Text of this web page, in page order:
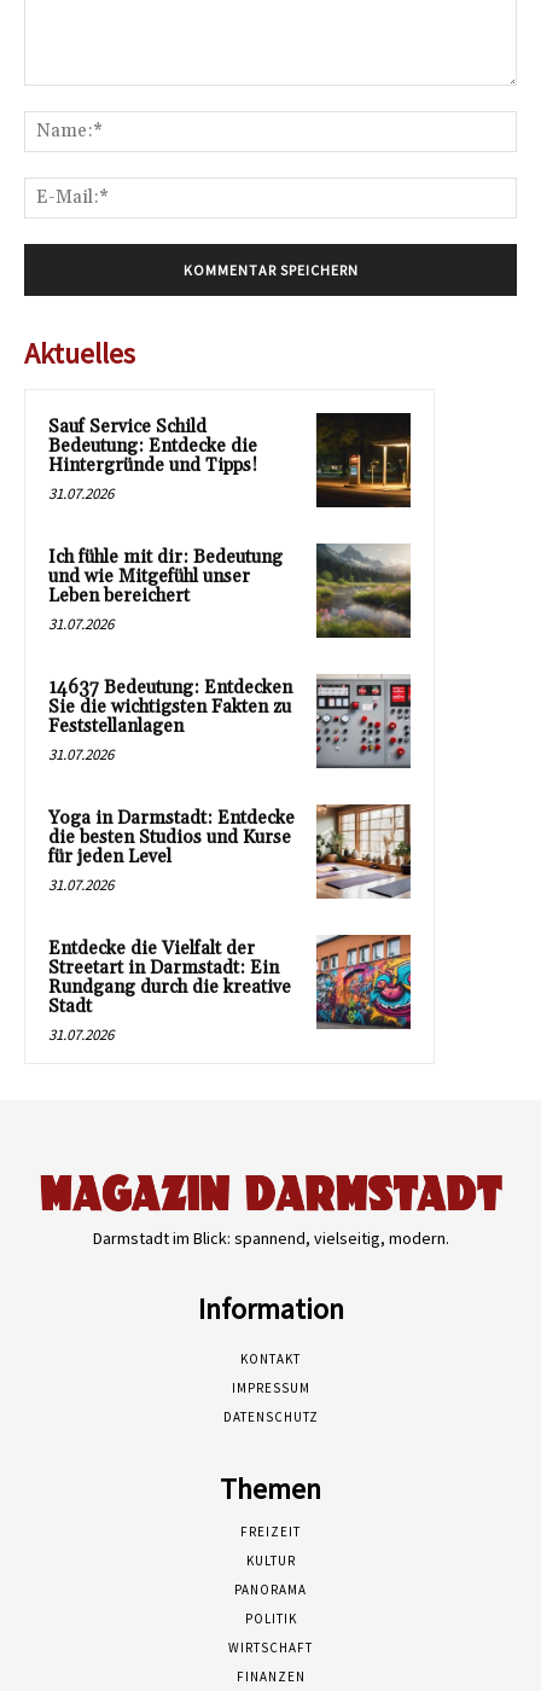
Aktuelles
Sauf Service Schild
Bedeutung: Entdecke die
Hintergründe und Tipps!
31.07.2026
Ich fühle mit dir: Bedeutung
und wie Mitgefühl unser
Leben bereichert
31.07.2026
14637 Bedeutung: Entdecken
Sie die wichtigsten Fakten zu
Feststellanlagen
31.07.2026
Yoga in Darmstadt: Entdecke
die besten Studios und Kurse
für jeden Level
31.07.2026
Entdecke die Vielfalt der
Streetart in Darmstadt: Ein
Rundgang durch die kreative
Stadt
31.07.2026
Darmstadt im Blick: spannend, vielseitig, modern.
Information
KONTAKT
IMPRESSUM
DATENSCHUTZ
Themen
FREIZEIT
KULTUR
PANORAMA
POLITIK
WIRTSCHAFT
FINANZEN